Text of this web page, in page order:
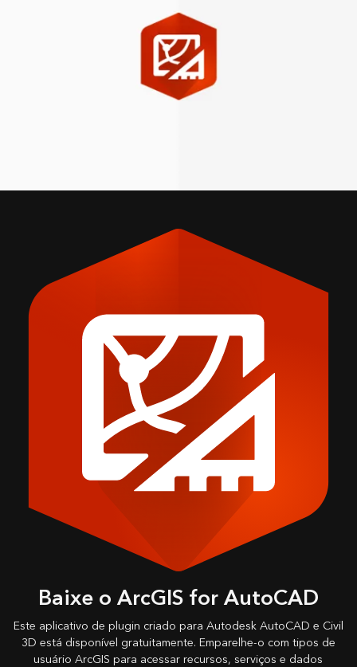
Baixe o ArcGIS for AutoCAD
Este aplicativo de plugin criado para Autodesk AutoCAD e Civil
3D está disponível gratuitamente. Emparelhe-o com tipos de
usuário ArcGIS para acessar recursos, serviços e dados